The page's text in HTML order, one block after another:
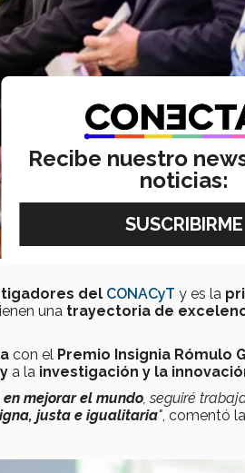
del CONACyT y es la
una trayectoria de
con el Premio Insignia Rómulo
a la investigación y la
mejorar el mundo, seguiré
justa e igualitaria", comentó
Recibe nuestro
noticias: